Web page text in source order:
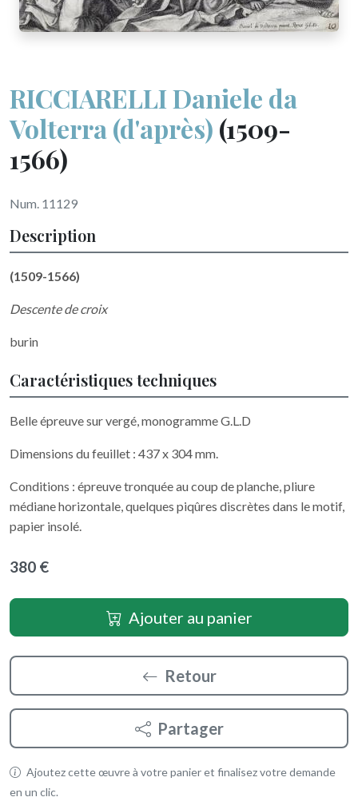
RICCIARELLI Daniele da
Volterra (d'après) (1509-
1566)
Num. 11129
Description
(1509-1566)
Descente de croix
burin
Caractéristiques techniques
Belle épreuve sur vergé, monogramme G.L.D
Dimensions du feuillet : 437 x 304 mm.
Conditions : épreuve tronquée au coup de planche, pliure
médiane horizontale, quelques piqûres discrètes dans le motif,
papier insolé.
380 €
Ajouter au panier
Retour
Partager
Ajoutez cette œuvre à votre panier et finalisez votre demande
en un clic.